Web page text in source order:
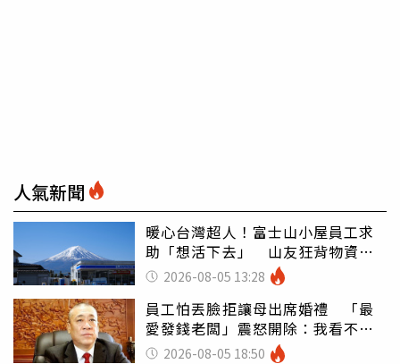
人氣新聞
暖心台灣超人！富士山小屋員工求
助「想活下去」 山友狂背物資上
山：台灣真的是寶島
2026-08-05 13:28
員工怕丟臉拒讓母出席婚禮 「最
愛發錢老闆」震怒開除：我看不起
你 2026-08-05 18:50